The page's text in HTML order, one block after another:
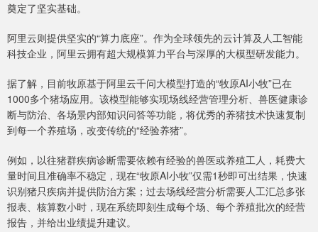
奠定了坚实基础。
阿里云则提供坚实的“算力底座”。作为全球领先的云计算及人工智能
科技企业，阿里云拥有超大规模算力平台与深厚的大模型研发能力。
据了解，目前牧原基于阿里云千问大模型打造的“牧原AI小牧”已在
1000多个猪场应用。该模型能够实现场线经营管理分析、兽医健康诊
断与防治、各场景内部知识问答等功能，将优秀的养猪技术快速复制
到每一个养殖场，改变传统的“经验养猪”。
例如，以往猪群疾病诊断需要依赖有经验的兽医或养殖工人，耗费大
量时间且准确率不稳定，现在“牧原AI小牧”仅需1秒即可出结果，快速
识别猪只疾病并提供防治方案；过去场线经营分析需要人工汇总多张
报表、核算数小时，现在系统即刻生成每个场、每个养殖批次的经营
报告，并给出业绩提升建议。